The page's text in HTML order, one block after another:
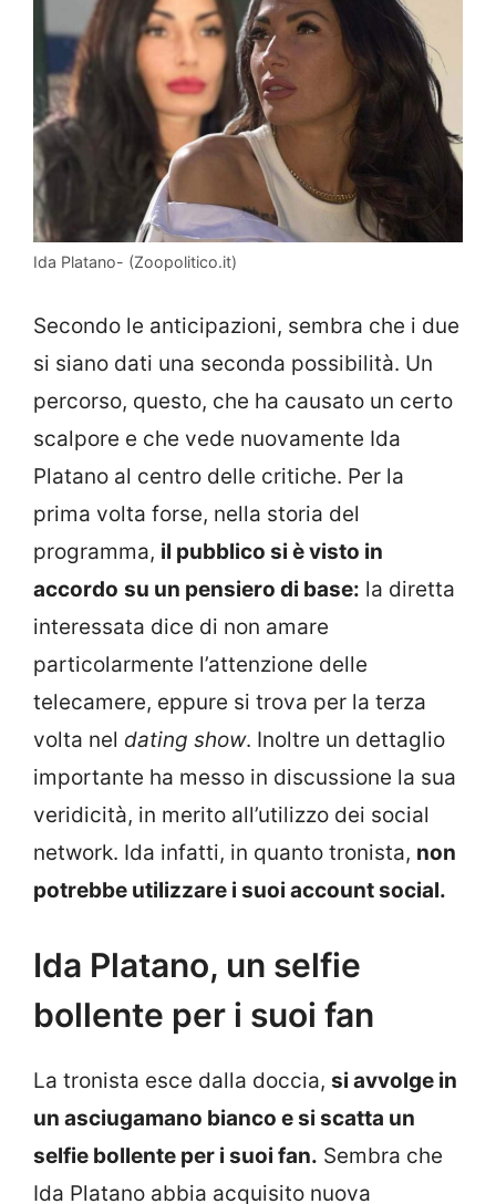
Ida Platano- (Zoopolitico.it)
Secondo le anticipazioni, sembra che i due
si siano dati una seconda possibilità. Un
percorso, questo, che ha causato un certo
scalpore e che vede nuovamente Ida
Platano al centro delle critiche. Per la
prima volta forse, nella storia del
programma, il pubblico si è visto in
accordo su un pensiero di base: la diretta
interessata dice di non amare
particolarmente l’attenzione delle
telecamere, eppure si trova per la terza
volta nel dating show. Inoltre un dettaglio
importante ha messo in discussione la sua
veridicità, in merito all’utilizzo dei social
network. Ida infatti, in quanto tronista, non
potrebbe utilizzare i suoi account social.
Ida Platano, un selfie
bollente per i suoi fan
La tronista esce dalla doccia, si avvolge in
un asciugamano bianco e si scatta un
selfie bollente per i suoi fan. Sembra che
Ida Platano abbia acquisito nuova